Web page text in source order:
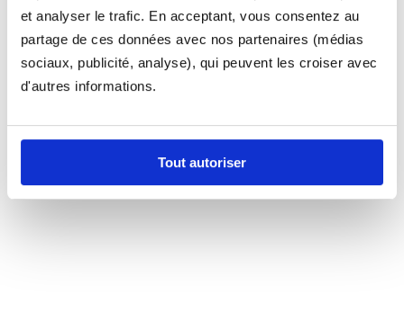
et analyser le trafic. En acceptant, vous consentez au
partage de ces données avec nos partenaires (médias
sociaux, publicité, analyse), qui peuvent les croiser avec
d'autres informations.
Tout autoriser